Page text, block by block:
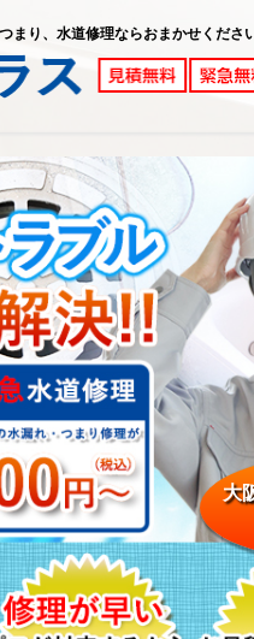
まり、水道修理ならおまかせくださ
大